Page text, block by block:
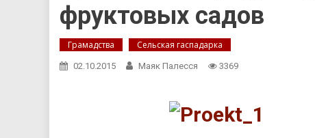
фруктовых садов
Грамадства Сельская гаспадарка
02.10.2015 Маяк Палесся 3369